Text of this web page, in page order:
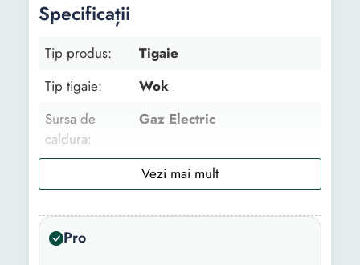
Specificații
Tip produs:
Tigaie
Tip tigaie:
Wok
Sursa de
caldura:
Gaz Electric
pachet:
1 x Tigaie
Pro